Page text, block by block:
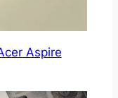
Aspire